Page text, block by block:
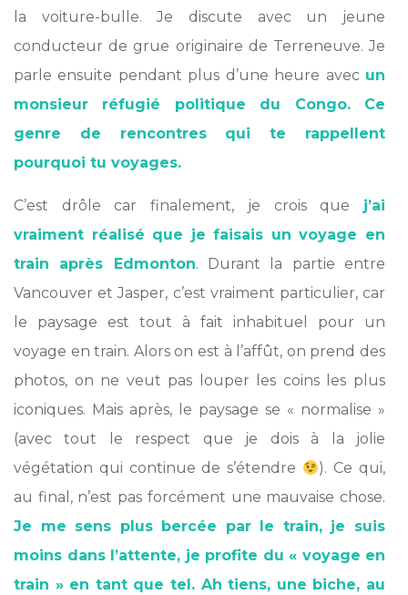
la voiture-bulle. Je discute avec un jeune
conducteur de grue originaire de Terreneuve. Je
parle ensuite pendant plus d’une heure avec un
monsieur réfugié politique du Congo. Ce
genre de rencontres qui te rappellent
pourquoi tu voyages.
C’est drôle car finalement, je crois que j’ai
vraiment réalisé que je faisais un voyage en
train après Edmonton. Durant la partie entre
Vancouver et Jasper, c’est vraiment particulier, car
le paysage est tout à fait inhabituel pour un
voyage en train. Alors on est à l’affût, on prend des
photos, on ne veut pas louper les coins les plus
iconiques. Mais après, le paysage se « normalise »
(avec tout le respect que je dois à la jolie
végétation qui continue de s’étendre
). Ce qui,
au final, n’est pas forcément une mauvaise chose.
Je me sens plus bercée par le train, je suis
moins dans l’attente, je profite du « voyage en
train » en tant que tel. Ah tiens, une biche, au